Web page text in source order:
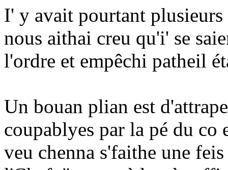
I' y avait pourtant plusieurs
nous aithai creu qu'i' se
l'ordre et empêchi patheil
Un bouan plian est
coupablyes par la pé du
veu chenna s'faithe une